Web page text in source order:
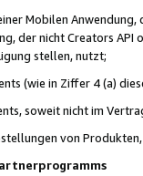
Mobilen
der nicht Creators
stellen, nutzt;
(wie in Ziffer 4 (a)
soweit nicht im
von